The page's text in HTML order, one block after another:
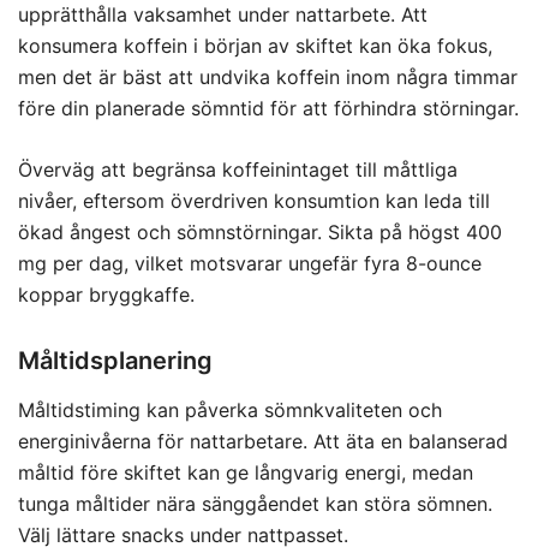
upprätthålla vaksamhet under nattarbete. Att
konsumera koffein i början av skiftet kan öka fokus,
men det är bäst att undvika koffein inom några timmar
före din planerade sömntid för att förhindra störningar.
Överväg att begränsa koffeinintaget till måttliga
nivåer, eftersom överdriven konsumtion kan leda till
ökad ångest och sömnstörningar. Sikta på högst 400
mg per dag, vilket motsvarar ungefär fyra 8-ounce
koppar bryggkaffe.
Måltidsplanering
Måltidstiming kan påverka sömnkvaliteten och
energinivåerna för nattarbetare. Att äta en balanserad
måltid före skiftet kan ge långvarig energi, medan
tunga måltider nära sänggåendet kan störa sömnen.
Välj lättare snacks under nattpasset.